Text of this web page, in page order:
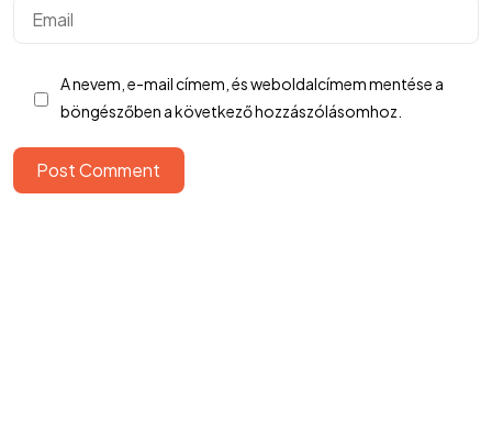
A nevem, e-mail címem, és weboldalcímem mentése a
böngészőben a következő hozzászólásomhoz.
Post Comment
SimplePay fizetési tájékoztató
Cookie nyilatkozat
Adatvédelmi tájékoztató